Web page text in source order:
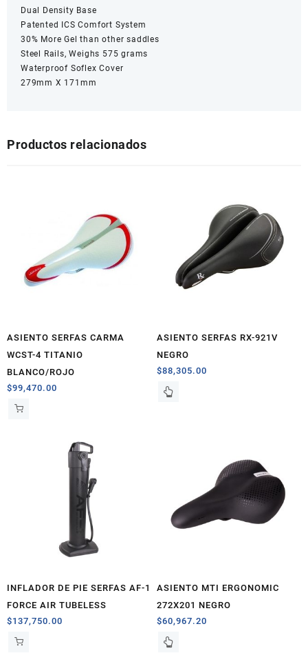
Dual Density Base
Patented ICS Comfort System
30% More Gel than other saddles
Steel Rails, Weighs 575 grams
Waterproof Soflex Cover
279mm X 171mm
Productos relacionados
ASIENTO SERFAS CARMA
WCST-4 TITANIO
BLANCO/ROJO
$99,470.00
ASIENTO SERFAS RX-921V
NEGRO
$88,305.00
INFLADOR DE PIE SERFAS AF-1
FORCE AIR TUBELESS
$137,750.00
ASIENTO MTI ERGONOMIC
272X201 NEGRO
$60,967.20